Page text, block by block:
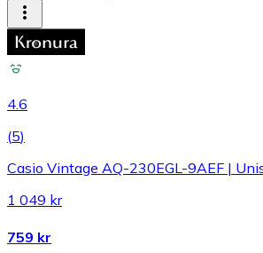
4.6
(5)
Casio Vintage AQ-230EGL-9AEF |
1 049 kr
759 kr